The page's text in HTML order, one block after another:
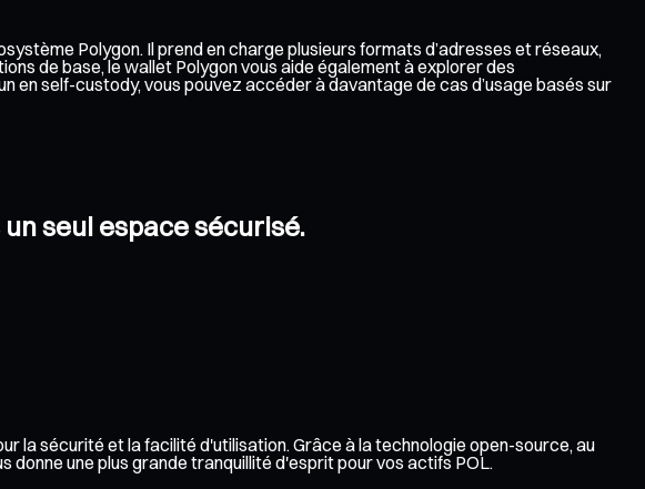
Polygon. Il prend en charge plusieurs formats d’adresses et réseaux,
de base, le wallet Polygon vous aide également à explorer des
self-custody, vous pouvez accéder à davantage de cas d’usage basés sur
seul espace sécurisé.
la sécurité et la facilité d'utilisation. Grâce à la technologie open-source, au
une plus grande tranquillité d'esprit pour vos actifs POL.